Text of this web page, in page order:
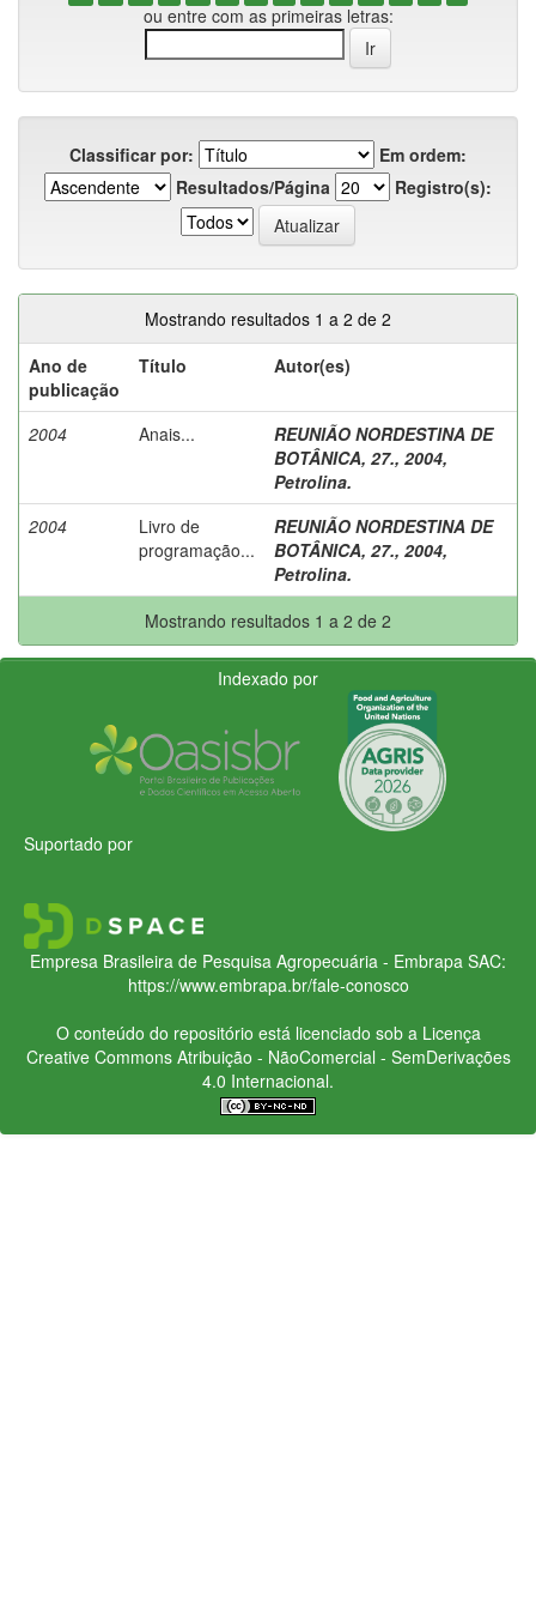
ou entre com as primeiras letras:
Classificar por:
Em ordem:
Resultados/Página
Registro(s):
Mostrando resultados 1 a 2 de 2
Ano de
publicação
Título Autor(es)
2004 Anais...
REUNIÃO NORDESTINA DE
BOTÂNICA, 27., 2004,
Petrolina.
2004
Livro de
programação...
REUNIÃO NORDESTINA DE
BOTÂNICA, 27., 2004,
Petrolina.
Mostrando resultados 1 a 2 de 2
Indexado por
Suportado por
Empresa Brasileira de Pesquisa Agropecuária - Embrapa SAC:
https://www.embrapa.br/fale-conosco
O conteúdo do repositório está licenciado sob a Licença
Creative CommonsAtribuição - NãoComercial - SemDerivações
4.0 Internacional.